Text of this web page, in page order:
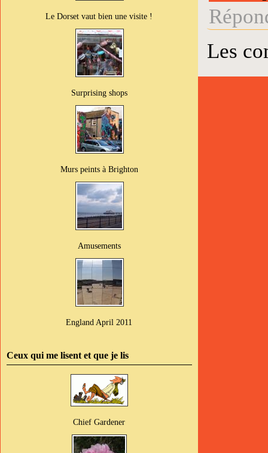
Le Dorset vaut bien une visite !
Surprising shops
Murs peints à Brighton
Amusements
England April 2011
Ceux qui me lisent et que je lis
Chief Gardener
Les